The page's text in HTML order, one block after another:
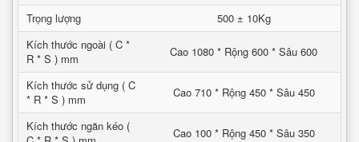
Trọng lượng
500 ± 10Kg
Kích thước ngoài ( C *
R * S ) mm
Cao 1080 * Rộng 600 * Sâu 600
Kích thước sử dụng ( C
* R * S ) mm
Cao 710 * Rộng 450 * Sâu 450
Kích thước ngăn kéo (
Cao 100 * Rộng 450 * Sâu 350